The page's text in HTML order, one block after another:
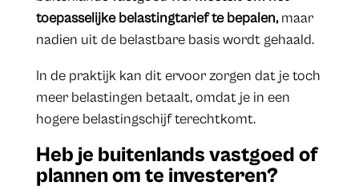
toepasselijke belastingtarief te bepalen,maar
nadien uit de belastbare basis wordt gehaald.
In de praktijk kan dit ervoor zorgen dat je toch
meer belastingen betaalt, omdat je in een
hogere belastingschijf terechtkomt.
Heb je buitenlands vastgoed of
plannen om te investeren?